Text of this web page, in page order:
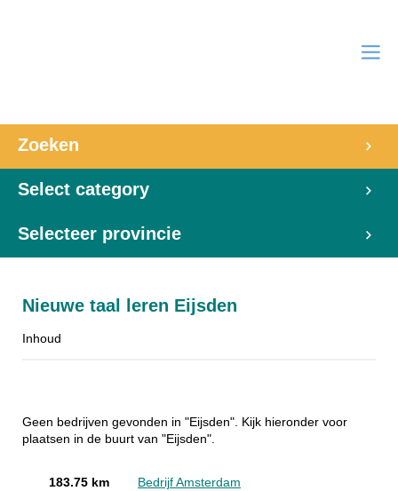
Zoeken
Select category
Selecteer provincie
Nieuwe taal leren Eijsden
Inhoud
Geen bedrijven gevonden in "Eijsden". Kijk hieronder voor
plaatsen in de buurt van "Eijsden".
183.75 km Bedrijf Amsterdam